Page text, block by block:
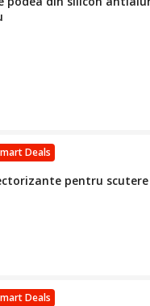
Deals
pentru scutere
Deals